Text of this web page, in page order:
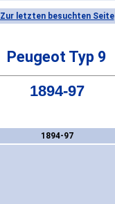
Zur letzten besuchten Seite
Peugeot Typ 9
1894-97
1894-97